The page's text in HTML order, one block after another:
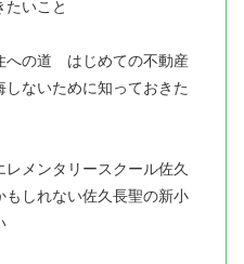
たいこと
への道 はじめての不動産
ないために知っておきた
メンタリースクール佐久
もしれない佐久長聖の新小